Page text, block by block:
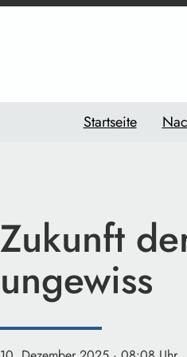
Startseite
Zukunft
ungewiss